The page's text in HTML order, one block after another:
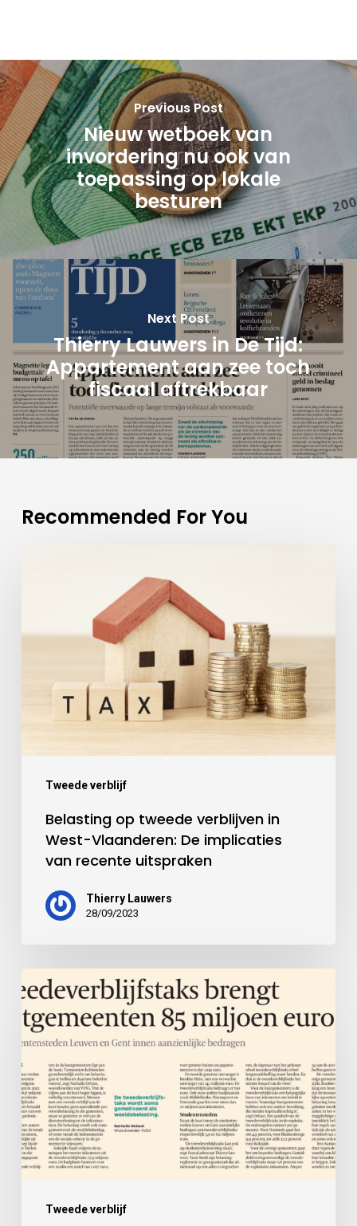
Previous Post
Nieuw wetboek van
invordering nu ook van
toepassing op lokale
besturen
Next Post
Thierry Lauwers in De Tijd:
Appartement aan zee toch
fiscaal aftrekbaar
Recommended For You
Tweede verblijf
Belasting op tweede verblijven in
West-Vlaanderen: De implicaties
van recente uitspraken
Thierry Lauwers
28/09/2023
Tweede verblijf